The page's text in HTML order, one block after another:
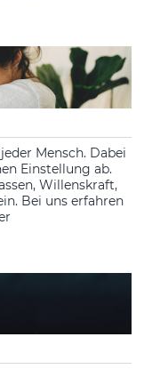
Mensch. Dabei
Einstellung ab.
Willenskraft,
Bei uns erfahren